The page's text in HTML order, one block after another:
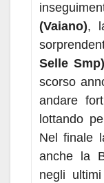
(Vaiano),
Selle Smp)
scorso
andare
lottando
Nel finale
anche la
negli